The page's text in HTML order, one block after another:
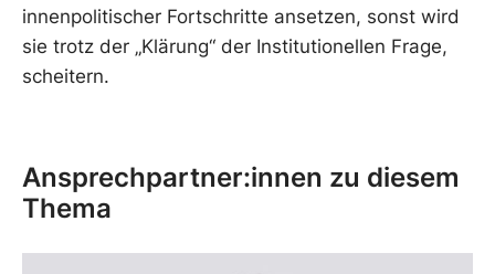
innenpolitischer Fortschritte ansetzen, sonst wird
sie trotz der „Klärung“ der Institutionellen Frage,
scheitern.
Ansprechpartner:innen zu diesem
Thema